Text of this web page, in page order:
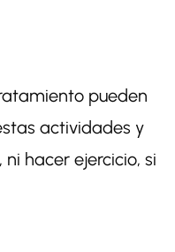
pueden
actividades y
hacer ejercicio, si